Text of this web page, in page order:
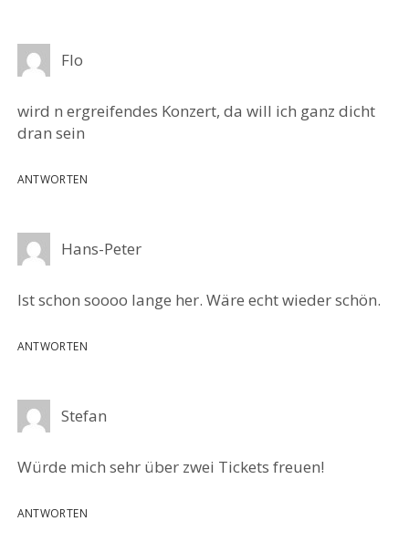
Flo
wird n ergreifendes Konzert, da will ich ganz dicht
dran sein
ANTWORTEN
Hans-Peter
Ist schon soooo lange her. Wäre echt wieder schön.
ANTWORTEN
Stefan
Würde mich sehr über zwei Tickets freuen!
ANTWORTEN